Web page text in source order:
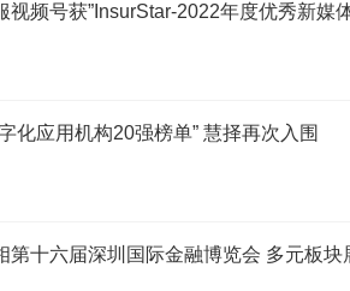
视频号获”InsurStar-2022年度优秀新媒
化应用机构20强榜单” 慧择再次入围
第十六届深圳国际金融博览会 多元板块